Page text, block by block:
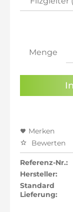
Menge
Merken
Bewerten
Referenz-Nr.:
Hersteller:
Standard
Lieferung: